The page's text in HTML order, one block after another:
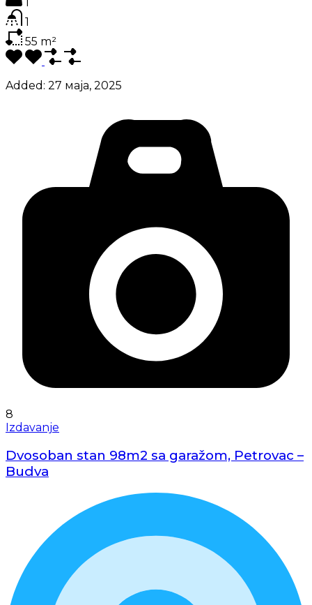
1
1
55 m²
Added: 27 маја, 2025
8
Izdavanje
Dvosoban stan 98m2 sa garažom, Petrovac –
Budva